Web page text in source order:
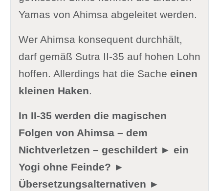
Yamas von Ahimsa abgeleitet werden.
Wer Ahimsa konsequent durchhält,
darf gemäß Sutra II-35 auf hohen Lohn
hoffen. Allerdings hat die Sache einen
kleinen Haken.
In II-35 werden die magischen
Folgen von Ahimsa – dem
Nichtverletzen – geschildert ► ein
Yogi ohne Feinde? ►
Übersetzungsalternativen ►